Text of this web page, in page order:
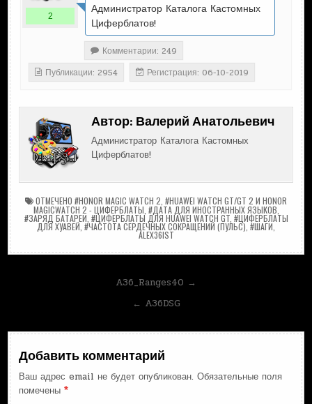
2
Администратор Каталога Кастомных
Циферблатов!
Комментарии: 249
Публикации: 2954
Регистрация: 06-10-2019
Автор: Валерий Анатольевич
Администратор Каталога Кастомных
Циферблатов!
ОТМЕЧЕНО #HONOR MAGIC WATCH 2 #HUAWEI WATCH GT/GT 2 И HONOR
MAGICWATCH 2 - ЦИФЕРБЛАТЫ #ДАТА ДЛЯ ИНОСТРАННЫХ ЯЗЫКОВ
#ЗАРЯД БАТАРЕИ #ЦИФЕРБЛАТЫ ДЛЯ HUAWEI WATCH GT, #ЦИФЕРБЛАТЫ
ДЛЯ ХУАВЕЙ #ЧАСТОТА СЕРДЕЧНЫХ СОКРАЩЕНИЙ (ПУЛЬС) #ШАГИ
ALEX36IST
A36_Ranges40 →
← A36DSG
Добавить комментарий
Ваш адрес email не будет опубликован. Обязательные поля
помечены*